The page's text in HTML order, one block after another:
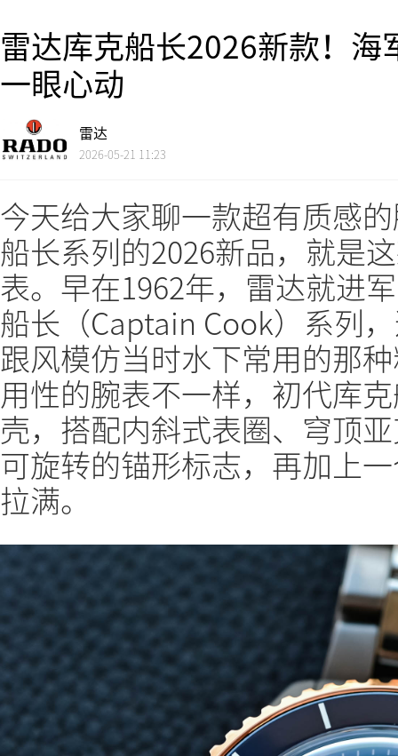
雷达库克船长2026新款！
一眼心动
雷达
2026-05-21 11:23
今天给大家聊一款超有质感
船长系列的2026新品，就是
表。早在1962年，雷达就进
船长（Captain Cook）系列
跟风模仿当时水下常用的那
用性的腕表不一样，初代库
壳，搭配内斜式表圈、穹顶
可旋转的锚形标志，再加上
拉满。